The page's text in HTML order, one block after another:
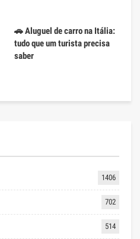
🚗 Aluguel de carro na Itália:
tudo que um turista precisa
saber
1406
702
514